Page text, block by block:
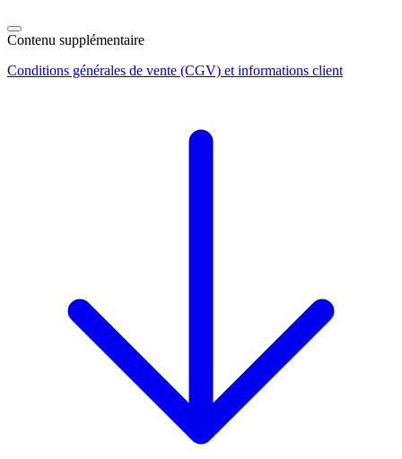
Contenu supplémentaire
Conditions générales de vente (CGV) et informations client